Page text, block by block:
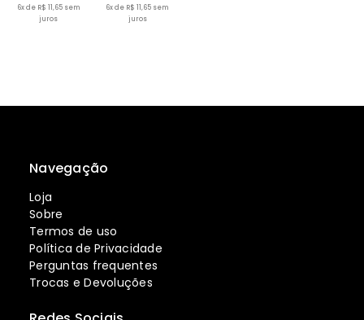
6x de R$ 11,65 sem
juros
6x de R$ 11,65 sem
juros
Navegação
Loja
Sobre
Termos de uso
Política de Privacidade
Perguntas frequentes
Trocas e Devoluções